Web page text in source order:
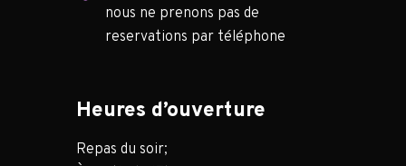
nous ne prenons pas de
reservations par téléphone
Heures d’ouverture
Repas du soir;